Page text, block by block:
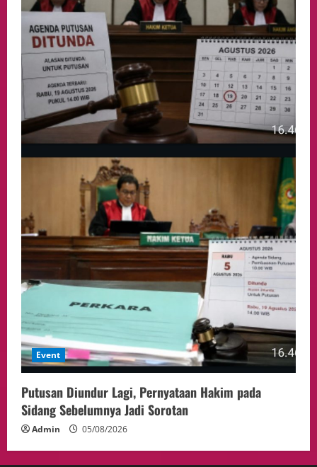
Event
Putusan Diundur Lagi, Pernyataan Hakim pada
Sidang Sebelumnya Jadi Sorotan
Admin 05/08/2026